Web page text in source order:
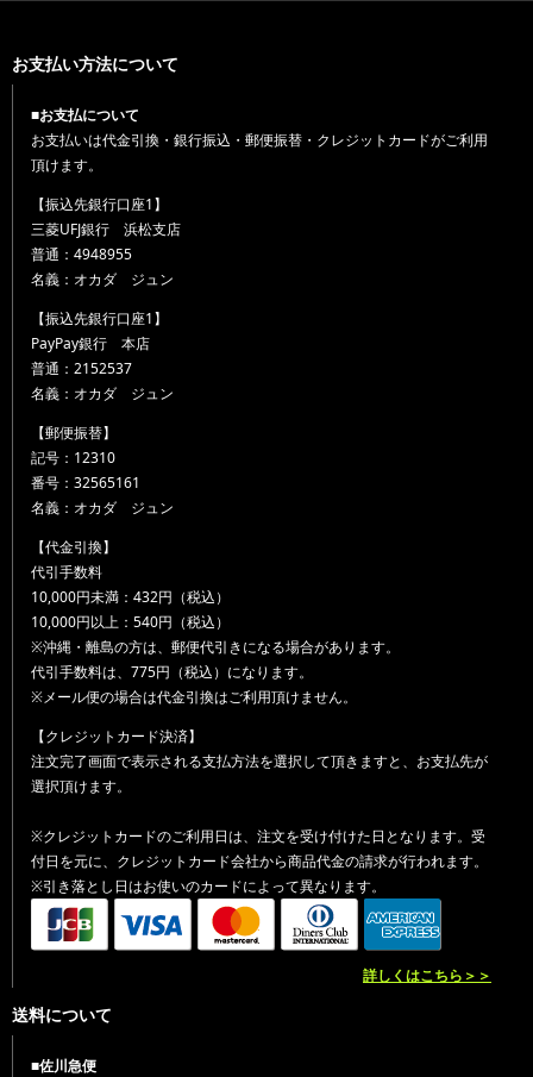
お支払い方法について
■お支払について
お支払いは代金引換・銀行振込・郵便振替・クレジットカードがご利用
頂けます。
【振込先銀行口座1】
三菱UFJ銀行 浜松支店
普通：4948955
名義：オカダ ジュン
【振込先銀行口座1】
PayPay銀行 本店
普通：2152537
名義：オカダ ジュン
【郵便振替】
記号：12310
番号：32565161
名義：オカダ ジュン
【代金引換】
代引手数料
10,000円未満：432円（税込）
10,000円以上：540円（税込）
※沖縄・離島の方は、郵便代引きになる場合があります。
代引手数料は、775円（税込）になります。
※メール便の場合は代金引換はご利用頂けません。
【クレジットカード決済】
注文完了画面で表示される支払方法を選択して頂きますと、お支払先が
選択頂けます。
※クレジットカードのご利用日は、注文を受け付けた日となります。受
付日を元に、クレジットカード会社から商品代金の請求が行われます。
※引き落とし日はお使いのカードによって異なります。
詳しくはこちら＞＞
送料について
■佐川急便